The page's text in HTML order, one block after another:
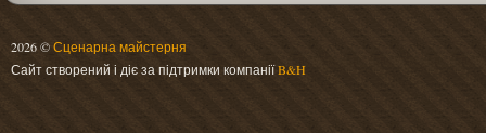
2026 ©Сценарна майстерня
Сайт створений і діє за підтримки компаніїB&H